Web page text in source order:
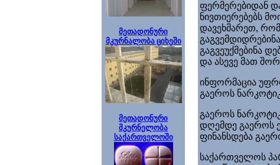
მეთადონური
მკურნალობა ციხეში
მეთადონური
მკურნელობა
საქართველოში
ფერმერებიდან
ნივთიერებებს
დავეხმარეთ, რომ
გაგვეუქმებინა
და ასევე მათ
ინფორმაცია
გაეროს
გაეროს
დღემდე გაეროს
ფინანსდება
საქართველოს